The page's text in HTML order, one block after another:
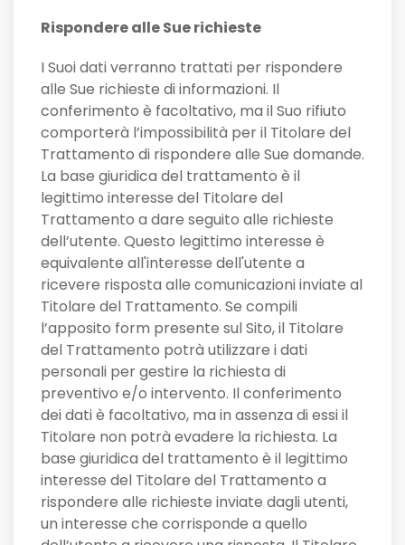
Rispondere alle Sue richieste
I Suoi dati verranno trattati per rispondere
alle Sue richieste di informazioni. Il
conferimento è facoltativo, ma il Suo rifiuto
comporterà l’impossibilità per il Titolare del
Trattamento di rispondere alle Sue domande.
La base giuridica del trattamento è il
legittimo interesse del Titolare del
Trattamento a dare seguito alle richieste
dell’utente. Questo legittimo interesse è
equivalente all'interesse dell'utente a
ricevere risposta alle comunicazioni inviate al
Titolare del Trattamento. Se compili
l’apposito form presente sul Sito, il Titolare
del Trattamento potrà utilizzare i dati
personali per gestire la richiesta di
preventivo e/o intervento. Il conferimento
dei dati è facoltativo, ma in assenza di essi il
Titolare non potrà evadere la richiesta. La
base giuridica del trattamento è il legittimo
interesse del Titolare del Trattamento a
rispondere alle richieste inviate dagli utenti,
un interesse che corrisponde a quello